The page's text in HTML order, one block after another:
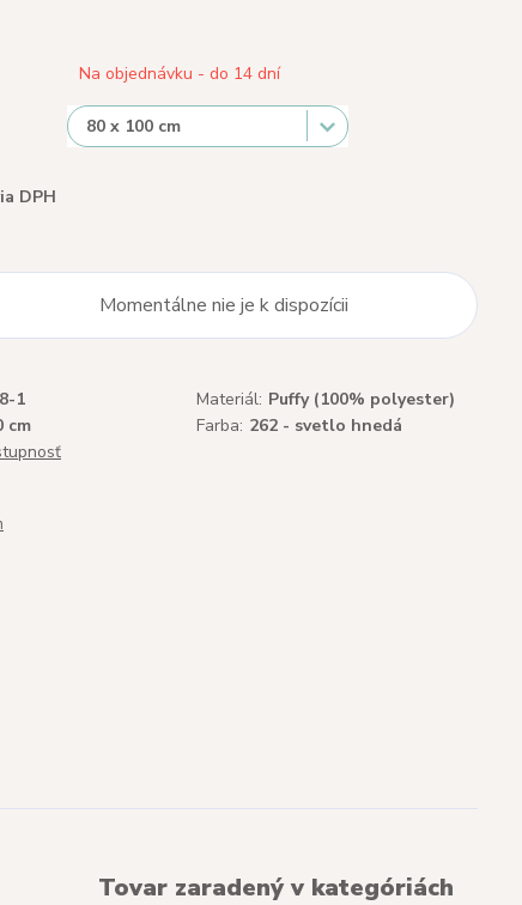
Na objednávku - do 14 dní
DPH
Momentálne nie je k dispozícii
1 Materiál: Puffy (100% polyester)
cm Farba: 262 - svetlo hnedá
Tovar zaradený v kategóriách